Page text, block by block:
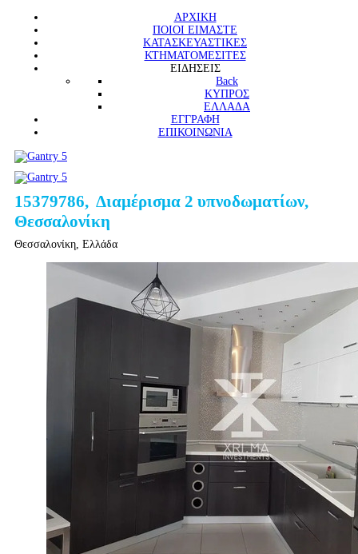
ΑΡΧΙΚΗ
ΠΟΙΟΙ ΕΙΜΑΣΤΕ
ΚΑΤΑΣΚΕΥΑΣΤΙΚΕΣ
ΚΤΗΜΑΤΟΜΕΣΙΤΕΣ
ΕΙΔΗΣΕΙΣ
Back
ΚΥΠΡΟΣ
ΕΛΛΑΔΑ
ΕΓΓΡΑΦΗ
ΕΠΙΚΟΙΝΩΝΙΑ
15379786, Διαμέρισμα 2 υπνοδωματίων,
Θεσσαλονίκη
Θεσσαλονίκη, Ελλάδα